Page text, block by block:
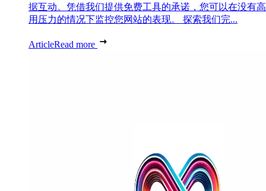
据互动。凭借我们提供免费工具的承诺，您可以在没有
用压力的情况下监控您网站的表现。 探索我们完...
ArticleRead more